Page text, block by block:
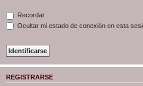
Recordar
Ocultar mi estado de conexión en esta
REGISTRARSE